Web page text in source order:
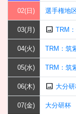
02(日) 選手権地
03(月) image TRM
04(火) TRM：筑
05(水) TRM：筑
06(木) image 大分
07(金) 大分研杯